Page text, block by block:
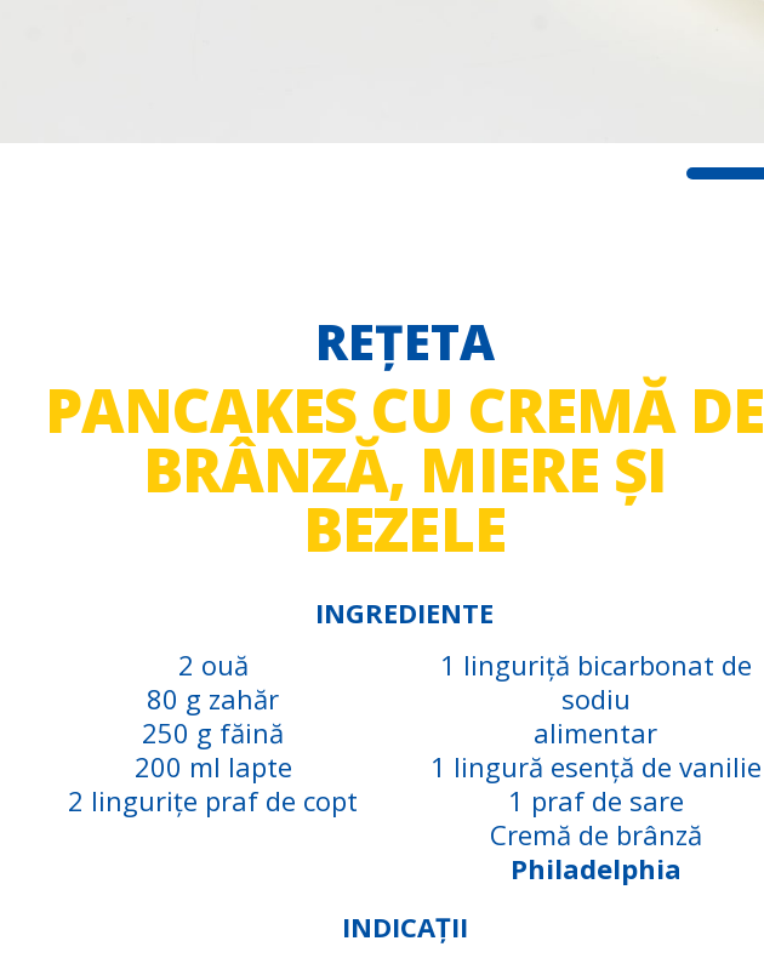
REȚETA
PANCAKES CU CREMĂ DE
BRÂNZĂ, MIERE ȘI
BEZELE
INGREDIENTE
2 ouă
80 g zahăr
250 g făină
200 ml lapte
2 lingurițe praf de copt
1 linguriță bicarbonat de
sodiu
alimentar
1 lingură esență de vanilie
1 praf de sare
Cremă de brânză
Philadelphia
INDICAȚII